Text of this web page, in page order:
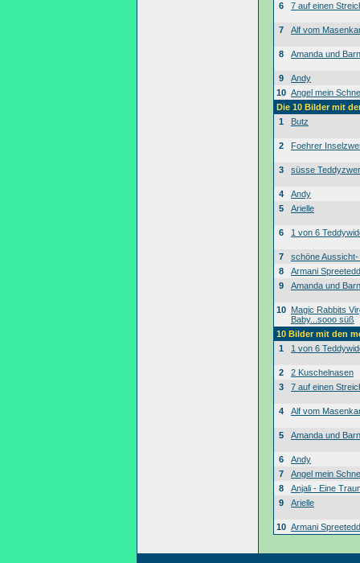
6
7 auf einen
7 Alf vom
8 Amanda und
9
Andy
10 Angel mein
Die 10 Bilder mit
1
Butz
2 Foehrer
3 süsse
4
Andy
5
Arielle
6 1 von 6
7
schöne
8
Armani
9
Amanda und
10 Magic Rabbits
Baby...sooo süß
10 Bilder mit den
1
1 von 6
2
2 Kuschelnasen
3
7 auf einen
4 Alf vom
5 Amanda und
6
Andy
7
Angel mein
8
Anjali - Eine
9
Arielle
10 Armani